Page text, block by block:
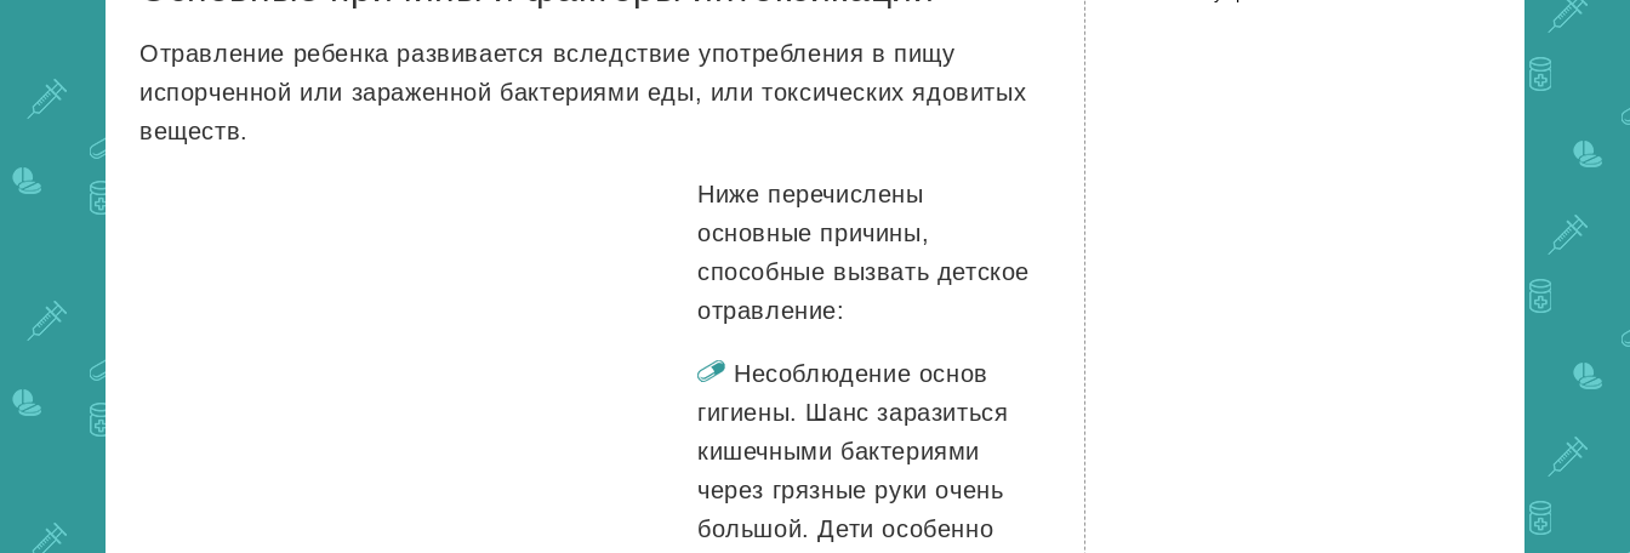
Отравление ребенка развивается вследствие употребления в пищу
испорченной или зараженной бактериями еды, или токсических ядовитых
веществ.
Ниже перечислены
основные причины,
способные вызвать детское
отравление:
Несоблюдение основ
гигиены. Шанс заразиться
кишечными бактериями
через грязные руки очень
большой. Дети особенно